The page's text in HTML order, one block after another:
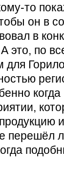
то
он в
в
это, по